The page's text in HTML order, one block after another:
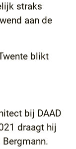
straks
aan de
blikt
bij DAAD
draagt hij